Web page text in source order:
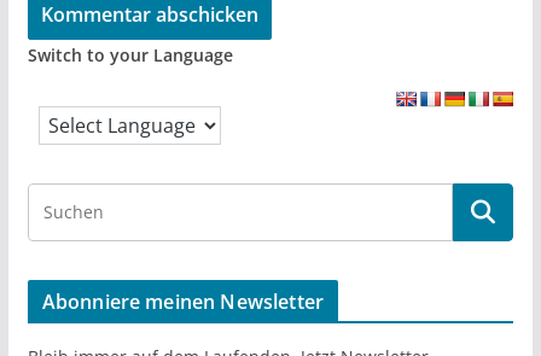
Switch to your Language
r
c
h
Abonniere meinen Newsletter